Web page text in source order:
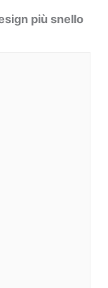
più snello